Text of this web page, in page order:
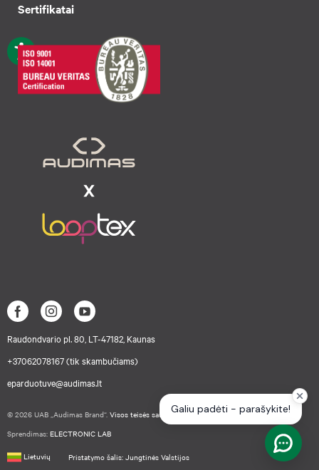
Sertifikatai
Raudondvario pl. 80, LT-47182, Kaunas
+37062078167 (tik skambučiams)
eparduotuve@audimas.lt
© 2026 UAB „Audimas Brand“. Visos teisės saugomos.
Sprendimas: ELECTRONIC LAB
Lietuvių Pristatymo šalis: Jungtinės Valstijos